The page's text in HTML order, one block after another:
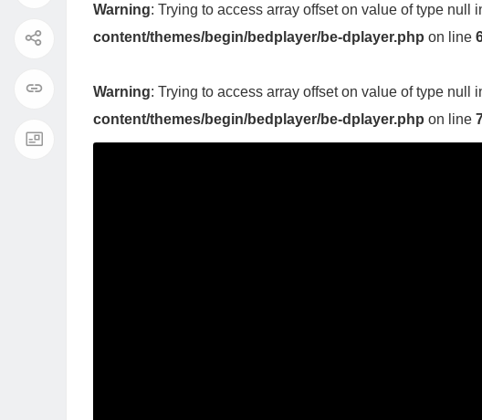
Warning: Trying to access array offset on value of type null
content/themes/begin/bedplayer/be-dplayer.php on line
Warning: Trying to access array offset on value of type null
content/themes/begin/bedplayer/be-dplayer.php on line